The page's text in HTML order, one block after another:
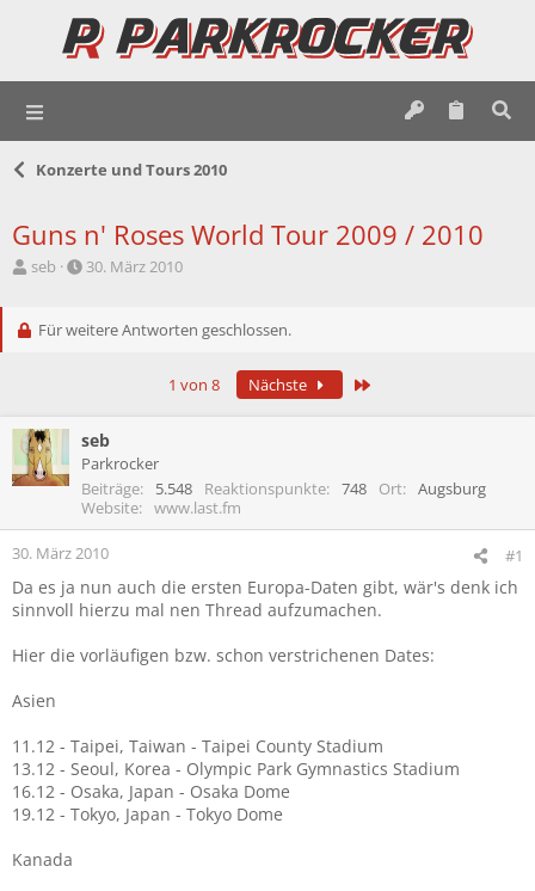
Konzerte und Tours 2010
Guns n' Roses World Tour 2009 / 2010
E
t
r
seb
E
t
a
m
30. März 2010
Für weitere Antworten geschlossen.
1 von 8 Nächste
seb
Parkrocker
Beiträge
5.548 Reaktionspunkte 748 Ort
Augsburg
Website
www.last.fm
30. März 2010 #1
Da es ja nun auch die ersten Europa-Daten gibt, wär's denk ich
sinnvoll hierzu mal nen Thread aufzumachen.
Hier die vorläufigen bzw. schon verstrichenen Dates:
Asien
11.12 - Taipei, Taiwan - Taipei County Stadium
13.12 - Seoul, Korea - Olympic Park Gymnastics Stadium
16.12 - Osaka, Japan - Osaka Dome
19.12 - Tokyo, Japan - Tokyo Dome
Kanada